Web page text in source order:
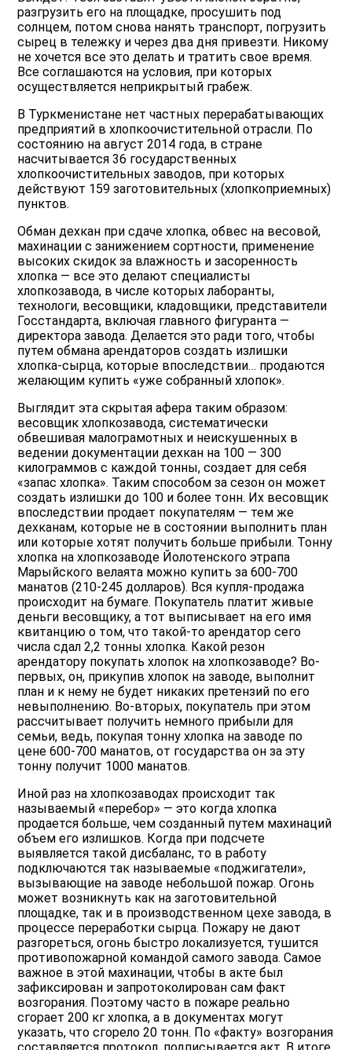
разгрузить его на площадке, просушить под
солнцем, потом снова нанять транспорт, погрузить
сырец в тележку и через два дня привезти. Никому
не хочется все это делать и тратить свое время.
Все соглашаются на условия, при которых
осуществляется неприкрытый грабеж.
В Туркменистане нет частных перерабатывающих
предприятий в хлопкоочистительной отрасли. По
состоянию на август 2014 года, в стране
насчитывается 36 государственных
хлопкоочистительных заводов, при которых
действуют 159 заготовительных (хлопкоприемных)
пунктов.
Обман дехкан при сдаче хлопка, обвес на весовой,
махинации с занижением сортности, применение
высоких скидок за влажность и засоренность
хлопка — все это делают специалисты
хлопкозавода, в числе которых лаборанты,
технологи, весовщики, кладовщики, представители
Госстандарта, включая главного фигуранта —
директора завода. Делается это ради того, чтобы
путем обмана арендаторов создать излишки
хлопка-сырца, которые впоследствии… продаются
желающим купить «уже собранный хлопок».
Выглядит эта скрытая афера таким образом:
весовщик хлопкозавода, систематически
обвешивая малограмотных и неискушенных в
ведении документации дехкан на 100 — 300
килограммов с каждой тонны, создает для себя
«запас хлопка». Таким способом за сезон он может
создать излишки до 100 и более тонн. Их весовщик
впоследствии продает покупателям — тем же
дехканам, которые не в состоянии выполнить план
или которые хотят получить больше прибыли. Тонну
хлопка на хлопкозаводе Йолотенского этрапа
Марыйского велаята можно купить за 600-700
манатов (210-245 долларов). Вся купля-продажа
происходит на бумаге. Покупатель платит живые
деньги весовщику, а тот выписывает на его имя
квитанцию о том, что такой-то арендатор сего
числа сдал 2,2 тонны хлопка. Какой резон
арендатору покупать хлопок на хлопкозаводе? Во-
первых, он, прикупив хлопок на заводе, выполнит
план и к нему не будет никаких претензий по его
невыполнению. Во-вторых, покупатель при этом
рассчитывает получить немного прибыли для
семьи, ведь, покупая тонну хлопка на заводе по
цене 600-700 манатов, от государства он за эту
тонну получит 1000 манатов.
Иной раз на хлопкозаводах происходит так
называемый «перебор» — это когда хлопка
продается больше, чем созданный путем махинаций
объем его излишков. Когда при подсчете
выявляется такой дисбаланс, то в работу
подключаются так называемые «поджигатели»,
вызывающие на заводе небольшой пожар. Огонь
может возникнуть как на заготовительной
площадке, так и в производственном цехе завода, в
процессе переработки сырца. Пожару не дают
разгореться, огонь быстро локализуется, тушится
противопожарной командой самого завода. Самое
важное в этой махинации, чтобы в акте был
зафиксирован и запротоколирован сам факт
возгорания. Поэтому часто в пожаре реально
сгорает 200 кг хлопка, а в документах могут
указать, что сгорело 20 тонн. По «факту» возгорания